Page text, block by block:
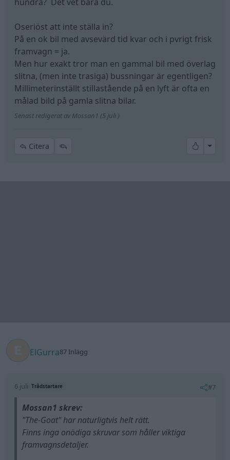
Oseriöst att inte ställa in?
På en ok bil med avsevärd tid kvar och i pvrigt frisk
framvagn = ja.
Men hur exakt tror man en gammal bil med överlag
slitna, (men inte trasiga) bussningar är egentligen?
Millimeterinställt stillastående på en lyft är ofta en
målad bild på gamla slitna bilar.
Senast redigerat av Mossan1 (5 juli )
Citera All
ElGurra87 Inlägg
6 juli Trådstartare #7
Mossan1 skrev:
"The-Goat" har naturligtvis helt rätt.
Finns inga onödiga skruvar som håller viktiga
framvagnsdetaljer.